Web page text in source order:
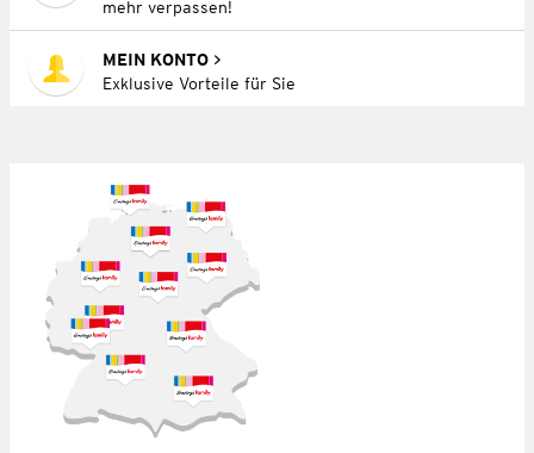
mehr verpassen!
MEIN KONTO
Exklusive Vorteile für Sie